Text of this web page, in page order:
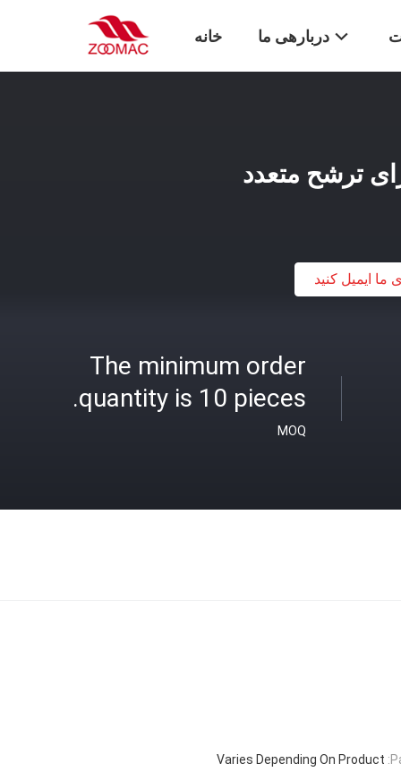
خانه دربارهی ما
ما ایمیل کنید
The minimum order
quantity is 10 pieces.
MOQ
Varies Depending On Product